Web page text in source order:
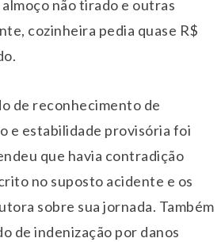
não tirado e outras
cozinheira pedia quase R$
de reconhecimento de
e estabilidade provisória foi
que havia contradição
no suposto acidente e os
sobre sua jornada. Também
de indenização por danos